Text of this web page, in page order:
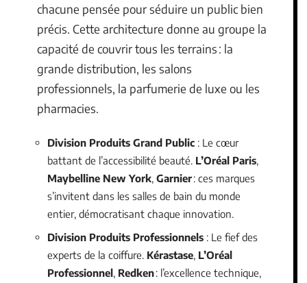
chacune pensée pour séduire un public bien
précis. Cette architecture donne au groupe la
capacité de couvrir tous les terrains : la
grande distribution, les salons
professionnels, la parfumerie de luxe ou les
pharmacies.
Division Produits Grand Public : Le cœur
battant de l’accessibilité beauté. L’Oréal Paris,
Maybelline New York, Garnier: ces marques
s’invitent dans les salles de bain du monde
entier, démocratisant chaque innovation.
Division Produits Professionnels : Le fief des
experts de la coiffure. Kérastase L’Oréal
Professionnel Redken: l’excellence technique,